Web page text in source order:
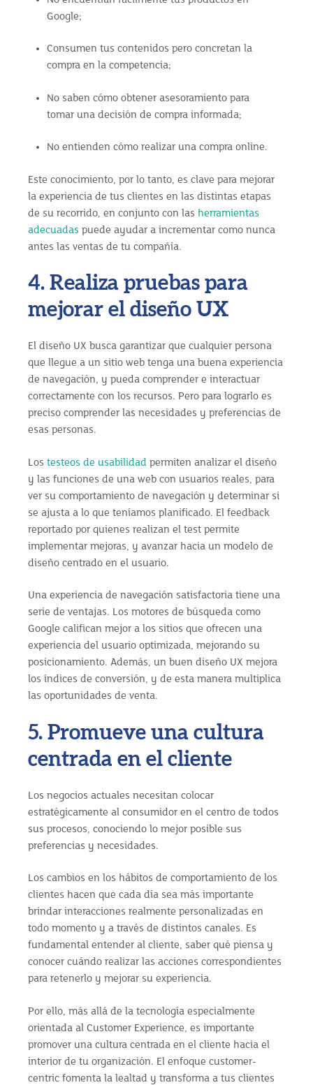
Google;
Consumen tus contenidos pero concretan la
compra en la competencia;
No saben cómo obtener asesoramiento para
tomar una decisión de compra informada;
No entienden cómo realizar una compra online.
Este conocimiento, por lo tanto, es clave para mejorar
la experiencia de tus clientes en las distintas etapas
de su recorrido, en conjunto con las herramientas
adecuadas puede ayudar a incrementar como nunca
antes las ventas de tu compañía.
4. Realiza pruebas para
mejorar el diseño UX
El diseño UX busca garantizar que cualquier persona
que llegue a un sitio web tenga una buena experiencia
de navegación, y pueda comprender e interactuar
correctamente con los recursos. Pero para lograrlo es
preciso comprender las necesidades y preferencias de
esas personas.
Los testeos de usabilidad permiten analizar el diseño
y las funciones de una web con usuarios reales, para
ver su comportamiento de navegación y determinar si
se ajusta a lo que teníamos planificado. El feedback
reportado por quienes realizan el test permite
implementar mejoras, y avanzar hacia un modelo de
diseño centrado en el usuario.
Una experiencia de navegación satisfactoria tiene una
serie de ventajas. Los motores de búsqueda como
Google califican mejor a los sitios que ofrecen una
experiencia del usuario optimizada, mejorando su
posicionamiento. Además, un buen diseño UX mejora
los índices de conversión, y de esta manera multiplica
las oportunidades de venta.
5. Promueve una cultura
centrada en el cliente
Los negocios actuales necesitan colocar
estratégicamente al consumidor en el centro de todos
sus procesos, conociendo lo mejor posible sus
preferencias y necesidades.
Los cambios en los hábitos de comportamiento de los
clientes hacen que cada día sea más importante
brindar interacciones realmente personalizadas en
todo momento y a través de distintos canales. Es
fundamental entender al cliente, saber qué piensa y
conocer cuándo realizar las acciones correspondientes
para retenerlo y mejorar su experiencia.
Por ello, más allá de la tecnología especialmente
orientada al Customer Experience, es importante
promover una cultura centrada en el cliente hacia el
interior de tu organización. El enfoque customer-
centric fomenta la lealtad y transforma a tus clientes